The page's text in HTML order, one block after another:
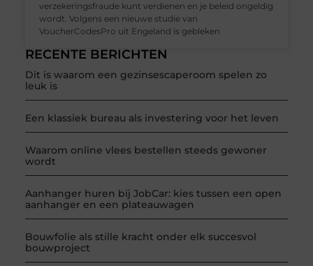
RECENTE BERICHTEN
Dit is waarom een gezinsescaperoom spelen zo
leuk is
Een klassiek bureau als investering voor het leven
Waarom online vlees bestellen steeds gewoner
wordt
Aanhanger huren bij JobCar: kies tussen een open
aanhanger en een plateauwagen
Bouwfolie als stille kracht onder elk succesvol
bouwproject
verzekeringsfraude kunt verdienen en je beleid ongeldig
wordt. Volgens een nieuwe studie van
VoucherCodesPro uit Engeland is gebleken